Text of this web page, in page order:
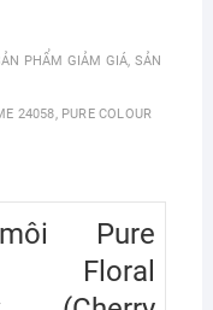
PHẨM GIẢM GIÁ, SẢN
24058, PURE COLOUR
Pure
Floral